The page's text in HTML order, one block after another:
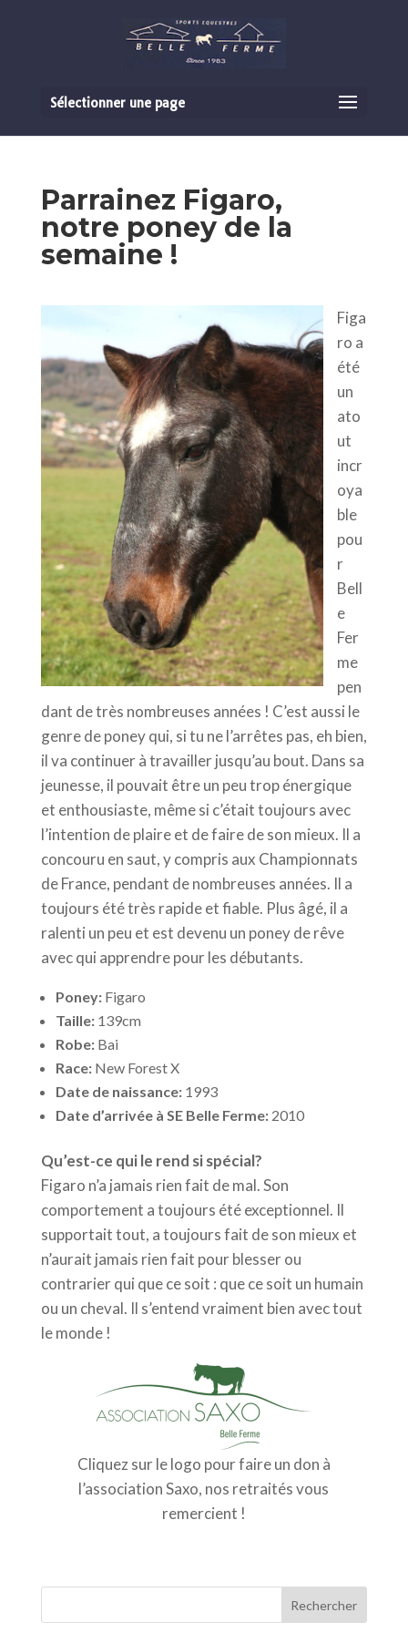
Sélectionner une page
Parrainez Figaro,
notre poney de la
semaine !
Figa
ro a
été
un
ato
ut
incr
oya
ble
pou
r
Bell
e
Fer
me
pen
dant de très nombreuses années ! C’est aussi le
genre de poney qui, si tu ne l’arrêtes pas, eh bien,
il va continuer à travailler jusqu’au bout. Dans sa
jeunesse, il pouvait être un peu trop énergique
et enthousiaste, même si c’était toujours avec
l’intention de plaire et de faire de son mieux. Il a
concouru en saut, y compris aux Championnats
de France, pendant de nombreuses années. Il a
toujours été très rapide et fiable. Plus âgé, il a
ralenti un peu et est devenu un poney de rêve
avec qui apprendre pour les débutants.
Poney:Figaro
Taille: 139cm
Robe: Bai
Race: New Forest X
Date de naissance: 1993
Date d’arrivée à SE Belle Ferme: 2010
Qu’est-ce qui le rend si spécial?
Figaro n’a jamais rien fait de mal. Son
comportement a toujours été exceptionnel. Il
supportait tout, a toujours fait de son mieux et
n’aurait jamais rien fait pour blesser ou
contrarier qui que ce soit : que ce soit un humain
ou un cheval. Il s’entend vraiment bien avec tout
le monde !
Cliquez sur le logo pour faire un don à
l’association Saxo, nos retraités vous
remercient !